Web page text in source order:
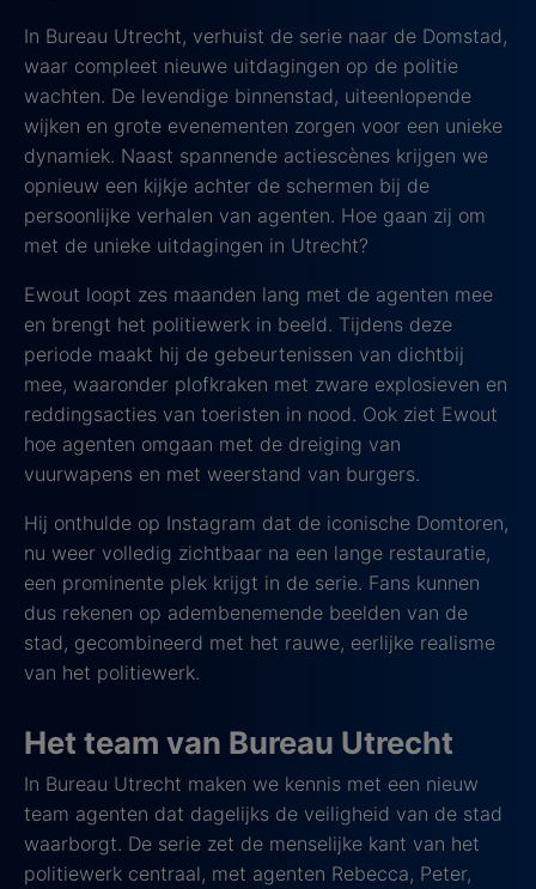
In Bureau Utrecht, verhuist de serie naar de Domstad,
waar compleet nieuwe uitdagingen op de politie
wachten. De levendige binnenstad, uiteenlopende
wijken en grote evenementen zorgen voor een unieke
dynamiek. Naast spannende actiescènes krijgen we
opnieuw een kijkje achter de schermen bij de
persoonlijke verhalen van agenten. Hoe gaan zij om
met de unieke uitdagingen in Utrecht?
Ewout loopt zes maanden lang met de agenten mee
en brengt het politiewerk in beeld. Tijdens deze
periode maakt hij de gebeurtenissen van dichtbij
mee, waaronder plofkraken met zware explosieven en
reddingsacties van toeristen in nood. Ook ziet Ewout
hoe agenten omgaan met de dreiging van
vuurwapens en met weerstand van burgers.
Hij onthulde op Instagram dat de iconische Domtoren,
nu weer volledig zichtbaar na een lange restauratie,
een prominente plek krijgt in de serie. Fans kunnen
dus rekenen op adembenemende beelden van de
stad, gecombineerd met het rauwe, eerlijke realisme
van het politiewerk.
Het team van Bureau Utrecht
In Bureau Utrecht maken we kennis met een nieuw
team agenten dat dagelijks de veiligheid van de stad
waarborgt. De serie zet de menselijke kant van het
politiewerk centraal, met agenten Rebecca, Peter,